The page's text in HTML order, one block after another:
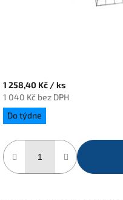
1 258,40 Kč / ks
1 040 Kč bez DPH
Měrná
cena:
Do týdne